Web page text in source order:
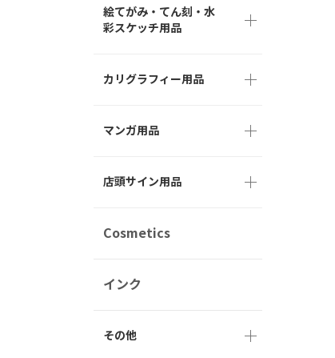
絵てがみ・てん刻・水
彩スケッチ用品
カリグラフィー用品
マンガ用品
店頭サイン用品
Cosmetics
インク
その他